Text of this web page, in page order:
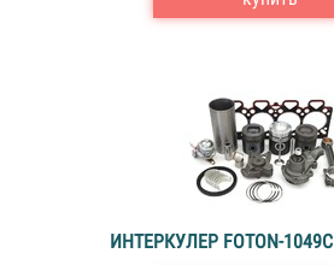
ИНТЕРКУЛЕР FOTON-